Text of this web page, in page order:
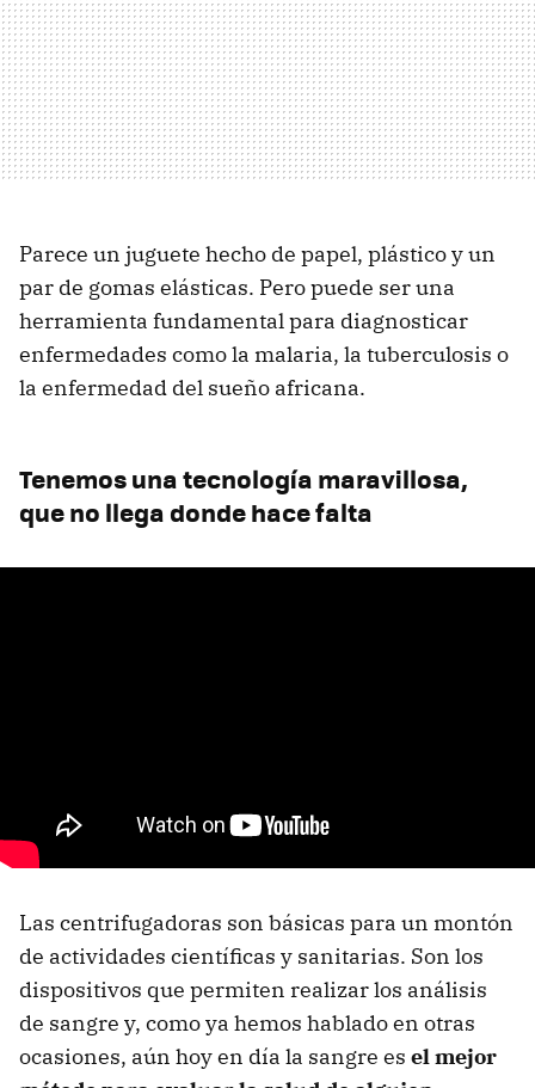
Parece un juguete hecho de papel, plástico y un
par de gomas elásticas. Pero puede ser una
herramienta fundamental para diagnosticar
enfermedades como la malaria, la tuberculosis o
la enfermedad del sueño africana.
Tenemos una tecnología maravillosa,
que no llega donde hace falta
Las centrifugadoras son básicas para un montón
de actividades científicas y sanitarias. Son los
dispositivos que permiten realizar los análisis
de sangre y, como ya hemos hablado en otras
ocasiones, aún hoy en día la sangre es el mejor